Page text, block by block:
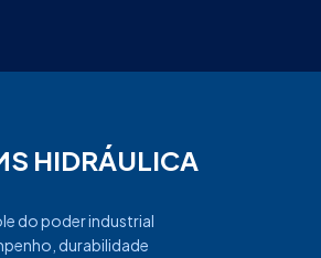
HIDRÁULICA
do poder industrial
durabilidade